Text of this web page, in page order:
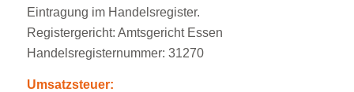
Eintragung im Handelsregister.
Registergericht: Amtsgericht Essen
Handelsregisternummer: 31270
Umsatzsteuer: